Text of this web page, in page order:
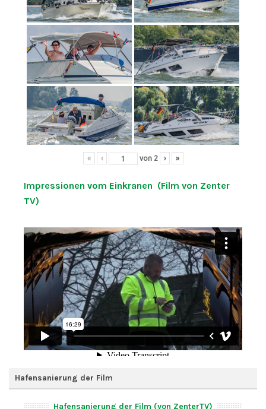
« ‹ von 2 › »
Impressionen vom Einkranen (Film von Zenter
TV)
Hafensanierung der Film
Hafensanierung der Film (von ZenterTV)